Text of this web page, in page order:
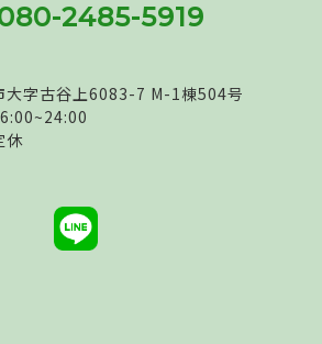
2485-5919
大字古谷上6083-7 M-1棟504号
休